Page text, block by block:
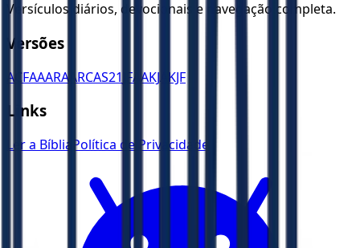
Versículos diários, devocionais e navegação completa.
Versões
ACFAAARA ARCAS21 JFAAKJA KJF
Links
Ler a Bíblia Política de Privacidade